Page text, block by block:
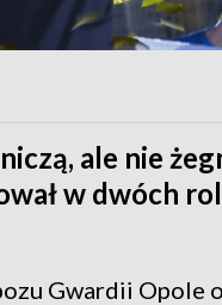
ale nie
w dwóch
Gwardii Opole